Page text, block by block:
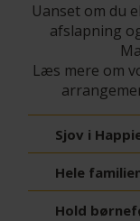
Uanset om du
afslapning
Læs mere om
Sjov i
Hele
Hold